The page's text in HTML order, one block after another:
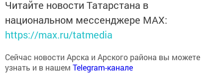
Читайте новости Татарстана в
национальном мессенджере MАХ:
https://max.ru/tatmedia
Сейчас новости Арска и Арского района вы можете
узнать и в нашем Telegram-канале